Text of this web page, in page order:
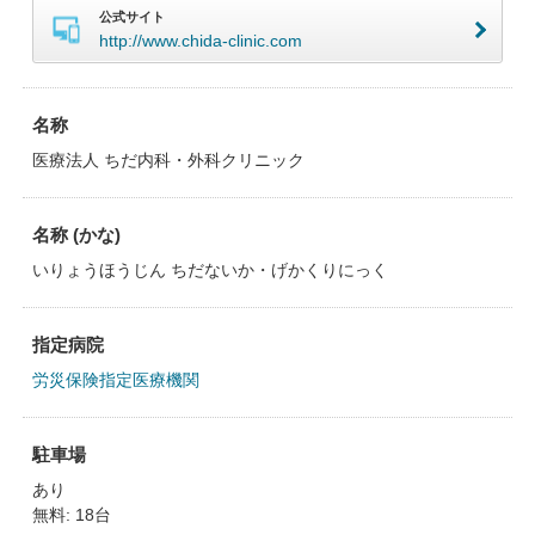
公式サイト
http://www.chida-clinic.com
名称
医療法人 ちだ内科・外科クリニック
名称 (かな)
いりょうほうじん ちだないか・げかくりにっく
指定病院
労災保険指定医療機関
駐車場
あり
無料: 18台